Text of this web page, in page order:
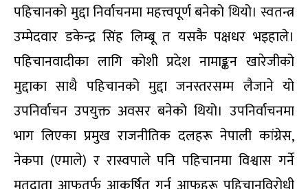
पहिचानको मुद्दा निर्वाचनमा महत्त्वपूर्ण बनेको थियो। स्वतन्त्र
उम्मेदवार डकेन्द्र सिंह लिम्बू त यसकै पक्षधर भइहाले।
पहिचानवादीका लागि कोशी प्रदेश नामाङ्कन खारेजीको
मुद्दाका साथै पहिचानको मुद्दा जनस्तरसम्म लैजाने यो
उपनिर्वाचन उपयुक्त अवसर बनेको थियो। उपनिर्वाचनमा
भाग लिएका प्रमुख राजनीतिक दलहरू नेपाली कांग्रेस,
नेकपा (एमाले) र रास्वपाले पनि पहिचानमा विश्वास गर्ने